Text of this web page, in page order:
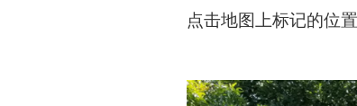
点击地图上标记的位